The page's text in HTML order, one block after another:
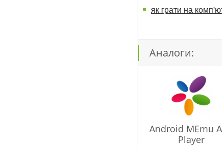
як грати на
Аналоги:
Android MEmu
Player